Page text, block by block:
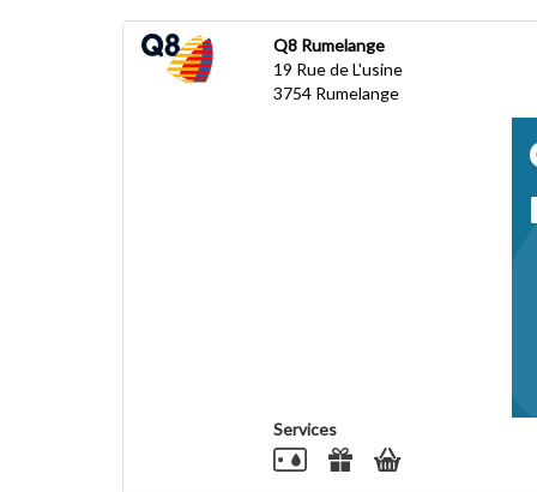
Q8 Rumelange
19 Rue de L'usine
3754 Rumelange
Services